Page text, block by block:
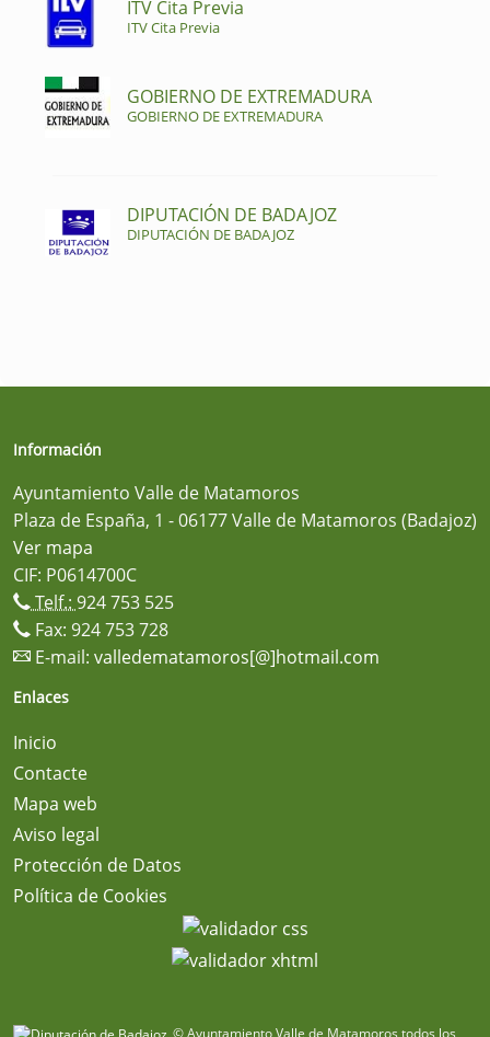
ITV Cita Previa
ITV Cita Previa
GOBIERNO DE EXTREMADURA
GOBIERNO DE EXTREMADURA
DIPUTACIÓN DE BADAJOZ
DIPUTACIÓN DE BADAJOZ
Información
Ayuntamiento Valle de Matamoros
Plaza de España, 1 - 06177 Valle de Matamoros (Badajoz)
Ver mapa
CIF: P0614700C
Telf.: 924 753 525
Fax: 924 753 728
E-mail: valledematamoros[@]hotmail.com
Enlaces
Inicio
Contacte
Mapa web
Aviso legal
Protección de Datos
Política de Cookies